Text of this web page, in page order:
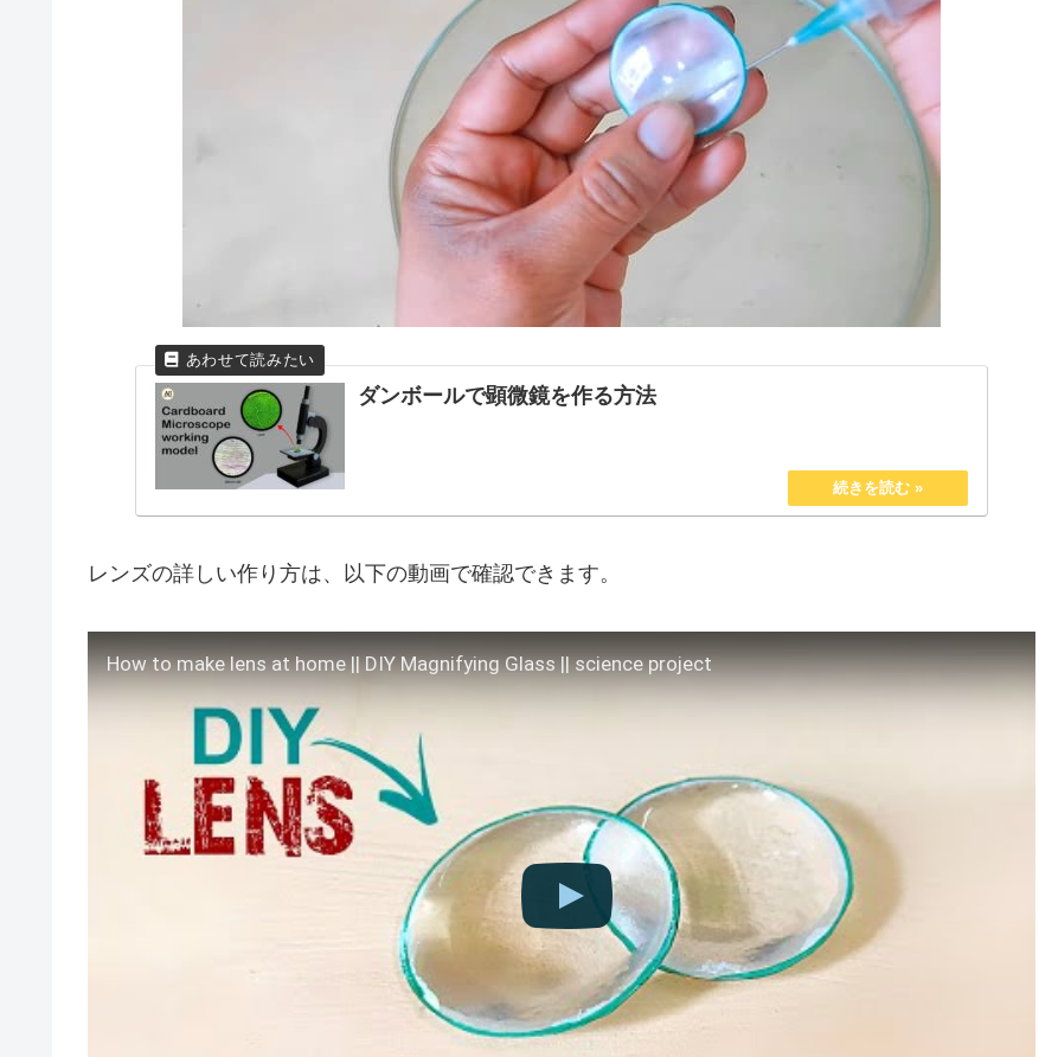
ダンボールで顕微鏡を作る方法
レンズの詳しい作り方は、以下の動画で確認できます。
How to make lens at home || DIY Magnifying Glass || science project